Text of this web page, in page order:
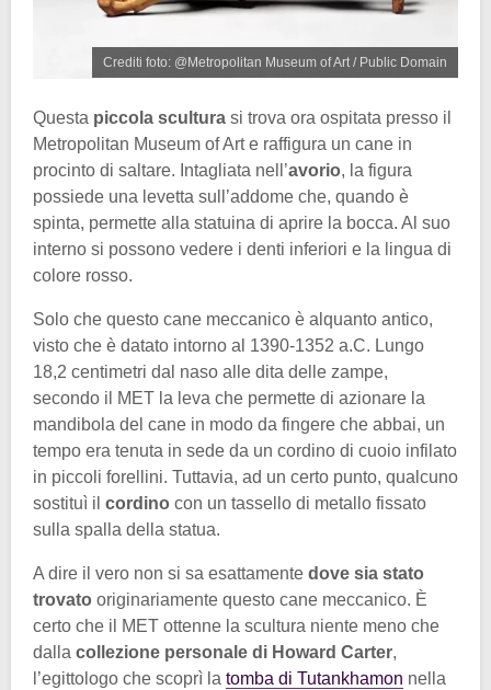
Crediti foto: @Metropolitan Museum of Art / Public Domain
Questa piccola scultura si trova ora ospitata presso il
Metropolitan Museum of Art e raffigura un cane in
procinto di saltare. Intagliata nell’avorio, la figura
possiede una levetta sull’addome che, quando è
spinta, permette alla statuina di aprire la bocca. Al suo
interno si possono vedere i denti inferiori e la lingua di
colore rosso.
Solo che questo cane meccanico è alquanto antico,
visto che è datato intorno al 1390-1352 a.C. Lungo
18,2 centimetri dal naso alle dita delle zampe,
secondo il MET la leva che permette di azionare la
mandibola del cane in modo da fingere che abbai, un
tempo era tenuta in sede da un cordino di cuoio infilato
in piccoli forellini. Tuttavia, ad un certo punto, qualcuno
sostituì il cordino con un tassello di metallo fissato
sulla spalla della statua.
A dire il vero non si sa esattamente dove sia stato
trovato originariamente questo cane meccanico. È
certo che il MET ottenne la scultura niente meno che
dalla collezione personale di Howard Carter,
l’egittologo che scoprì la tomba di Tutankhamon nella